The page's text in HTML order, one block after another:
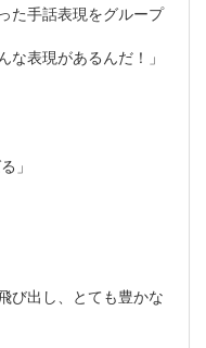
た手話表現をグループ
表現があるんだ！」
」
び出し、とても豊かな